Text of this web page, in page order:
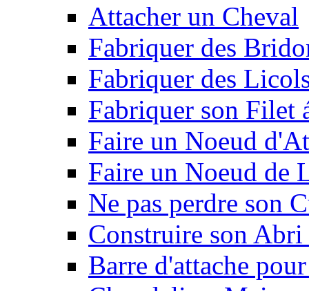
Attacher un Cheval
Fabriquer des
Fabriquer des
Fabriquer son Filet
Faire un Noeud
Faire un Noeud de
Ne pas perdre son
Construire son
Barre d'attache